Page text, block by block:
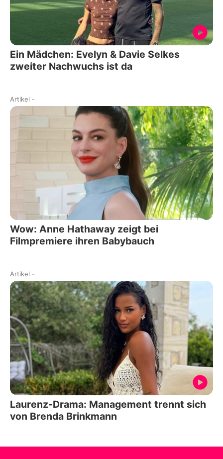
Ein Mädchen: Evelyn & Davie Selkes
zweiter Nachwuchs ist da
Artikel -
Wow: Anne Hathaway zeigt bei
Filmpremiere ihren Babybauch
Artikel -
Laurenz-Drama: Management trennt sich
von Brenda Brinkmann